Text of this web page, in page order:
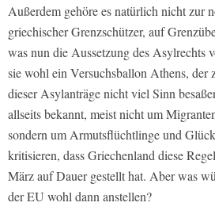
Außerdem gehöre es natürlich nicht zur
griechischer Grenzschützer, auf
was nun die Aussetzung des Asylrechts
sie wohl ein Versuchsballon Athens, der
dieser Asylanträge nicht viel Sinn
allseits bekannt, meist nicht um
sondern um Armutsflüchtlinge und
kritisieren, dass Griechenland diese
März auf Dauer gestellt hat. Aber was
der EU wohl dann anstellen?